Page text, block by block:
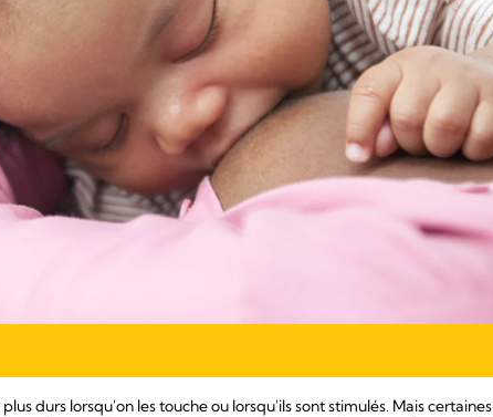
durs lorsqu'on les touche ou lorsqu'ils sont stimulés. Mais certaines